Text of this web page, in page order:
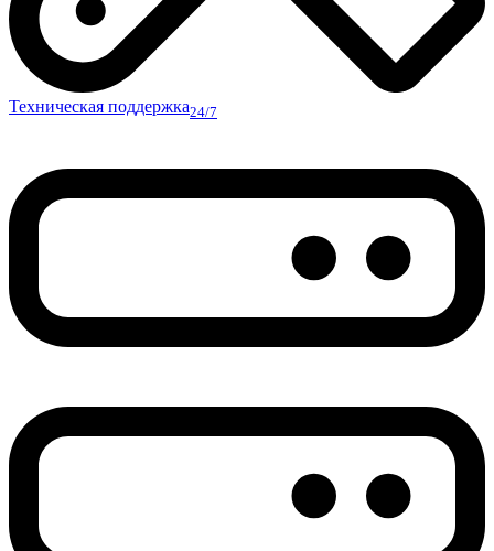
Техническая поддержка24/7